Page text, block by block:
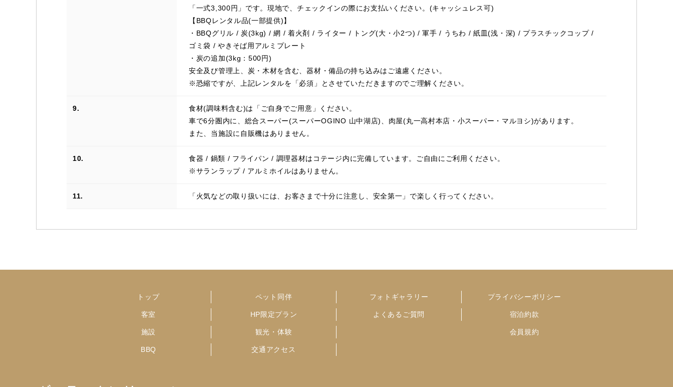
「一式3,300円」です。現地で、チェックインの際にお支払いください。(キャッシュレス可)
【BBQレンタル品(一部提供)】
・BBQグリル / 炭(3kg) / 網 / 着火剤 / ライター / トング(大・小2つ) / 軍手 / うちわ / 紙皿(浅・深) / プラスチックコップ /
ゴミ袋 / やきそば用アルミプレート
・炭の追加(3kg：500円)
安全及び管理上、炭・木材を含む、器材・備品の持ち込みはご遠慮ください。
※恐縮ですが、上記レンタルを「必須」とさせていただきますのでご理解ください。
9.
食材(調味料含む)は「ご自身でご用意」ください。
車で6分圏内に、総合スーパー(スーパーOGINO 山中湖店)、肉屋(丸一高村本店・小スーパー・マルヨシ)があります。
また、当施設に自販機はありません。
10.
食器 / 鍋類 / フライパン / 調理器材はコテージ内に完備しています。ご自由にご利用ください。
※サランラップ / アルミホイルはありません。
11. 「火気などの取り扱いには、お客さまで十分に注意し、安全第一」で楽しく行ってください。
トップ
客室
施設
BBQ
ペット同伴
HP限定プラン
観光・体験
交通アクセス
フォトギャラリー
よくあるご質問
プライバシーポリシー
宿泊約款
会員規約